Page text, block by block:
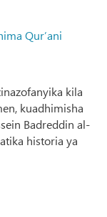
Qur’ani
kila
kuadhimisha
Badreddin al-
historia ya